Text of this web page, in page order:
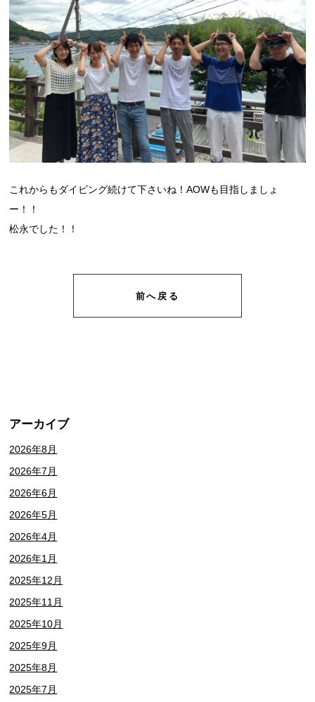
これからもダイビング続けて下さいね！AOWも目指しましょ
ー！！
松永でした！！
前へ戻る
アーカイブ
2026年8月
2026年7月
2026年6月
2026年5月
2026年4月
2026年1月
2025年12月
2025年11月
2025年10月
2025年9月
2025年8月
2025年7月